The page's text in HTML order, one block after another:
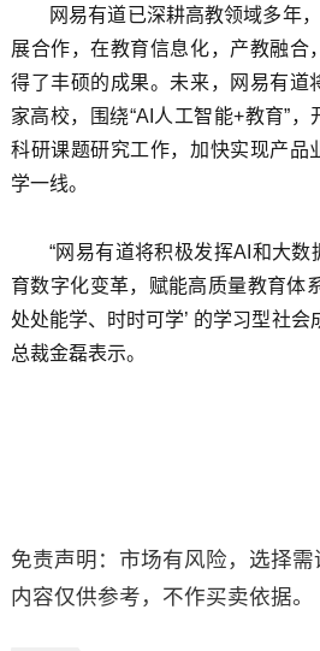
网易有道已深耕高教领域多年，
展合作，在教育信息化，产教融合
得了丰硕的成果。未来，网易有道
家高校，围绕“AI人工智能+教育”
科研课题研究工作，加快实现产品
学一线。
“网易有道将积极发挥AI和大数
育数字化变革，赋能高质量教育体
处处能学、时时可学’ 的学习型社会
总裁金磊表示。
免责声明：市场有风险，选择
内容仅供参考，不作买卖依据。